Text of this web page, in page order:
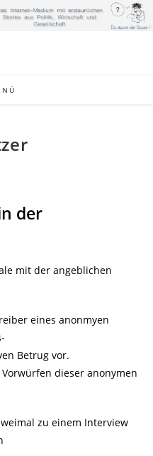
der
mit der angeblichen
eines anonmyen
Betrug vor.
dieser anonymen
zu einem Interview